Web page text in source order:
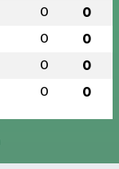
0 0
0 0
0 0
0 0